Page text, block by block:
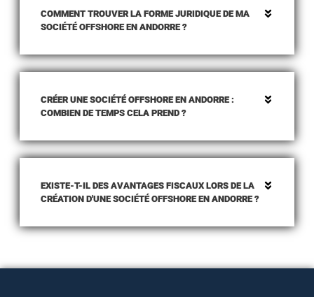
COMMENT TROUVER LA FORME JURIDIQUE DE MA
SOCIÉTÉ OFFSHORE EN ANDORRE ?
CRÉER UNE SOCIÉTÉ OFFSHORE EN ANDORRE :
COMBIEN DE TEMPS CELA PREND ?
EXISTE-T-IL DES AVANTAGES FISCAUX LORS DE LA
CRÉATION D'UNE SOCIÉTÉ OFFSHORE EN ANDORRE ?